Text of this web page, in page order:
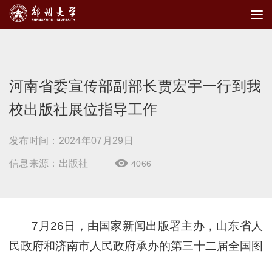
河南省委宣传部副部长贾宏宇一行到我
校出版社展位指导工作
发布时间：2024年07月29日
信息来源：出版社  4066
7月26日，由国家新闻出版署主办，山东省人
民政府和济南市人民政府承办的第三十二届全国图